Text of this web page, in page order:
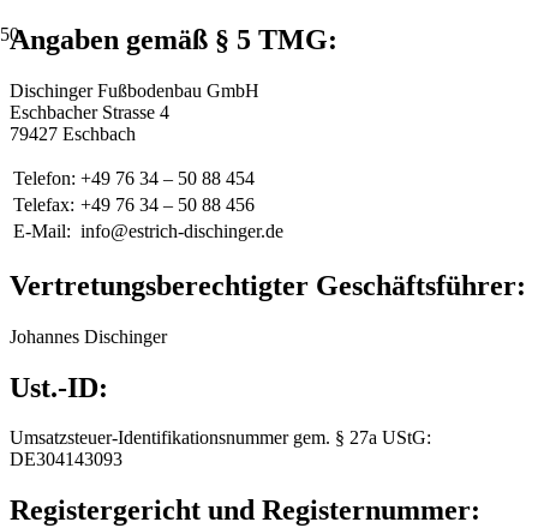
Angaben gemäß § 5 TMG:
Dischinger Fußbodenbau GmbH
Eschbacher Strasse 4
79427 Eschbach
Telefon: +49 76 34 – 50 88 454
Telefax: +49 76 34 – 50 88 456
E-Mail: info@estrich-dischinger.de
Vertretungsberechtigter Geschäftsführer:
Johannes Dischinger
Ust.-ID:
Umsatzsteuer-Identifikationsnummer gem. § 27a UStG:
DE304143093
Registergericht und Registernummer: